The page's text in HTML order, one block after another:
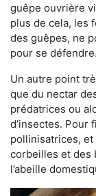
guêpe ouvrière
plus de cela, les
des guêpes, ne
pour se défendre.
Un autre point
que du nectar
prédatrices ou
d’insectes. Pour
pollinisatrices, et
corbeilles et des
l’abeille